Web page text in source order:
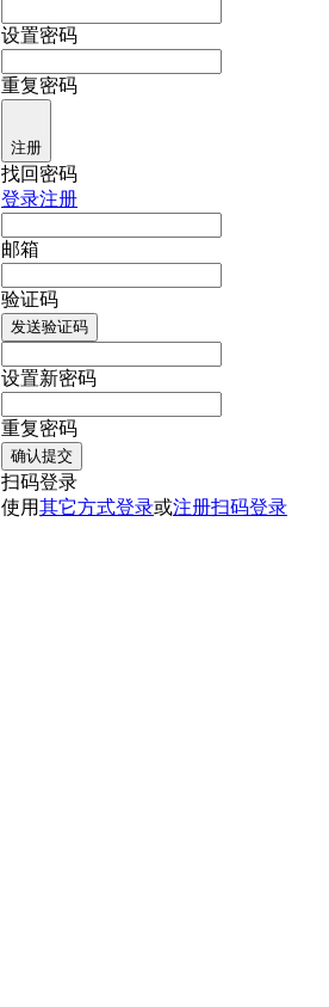
设置密码
重复密码
注册
找回密码
登录注册
邮箱
验证码
发送验证码
设置新密码
重复密码
确认提交
扫码登录
使用其它方式登录或注册扫码登录